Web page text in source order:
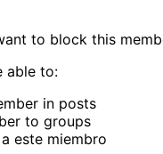
to block this
able to:
in posts
to groups
este miembro